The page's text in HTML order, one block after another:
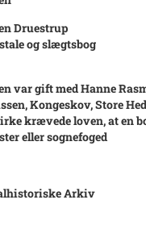
Druestrup
og slægtsbog
var gift med Hanne
Kongeskov, Store
krævede loven, at en
eller sognefoged
Arkiv